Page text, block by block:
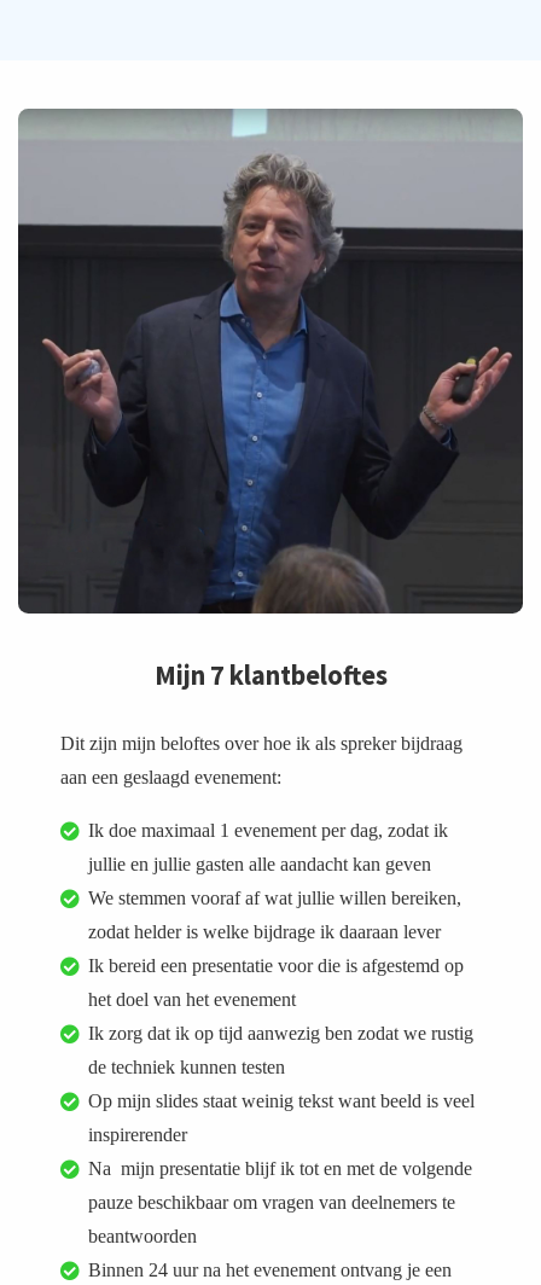
Mijn 7 klantbeloftes
Dit zijn mijn beloftes over hoe ik als spreker bijdraag
aan een geslaagd evenement:
Ik doe maximaal 1 evenement per dag, zodat ik
jullie en jullie gasten alle aandacht kan geven
We stemmen vooraf af wat jullie willen bereiken,
zodat helder is welke bijdrage ik daaraan lever
Ik bereid een presentatie voor die is afgestemd op
het doel van het evenement
Ik zorg dat ik op tijd aanwezig ben zodat we rustig
de techniek kunnen testen
Op mijn slides staat weinig tekst want beeld is veel
inspirerender
Na mijn presentatie blijf ik tot en met de volgende
pauze beschikbaar om vragen van deelnemers te
beantwoorden
Binnen 24 uur na het evenement ontvang je een